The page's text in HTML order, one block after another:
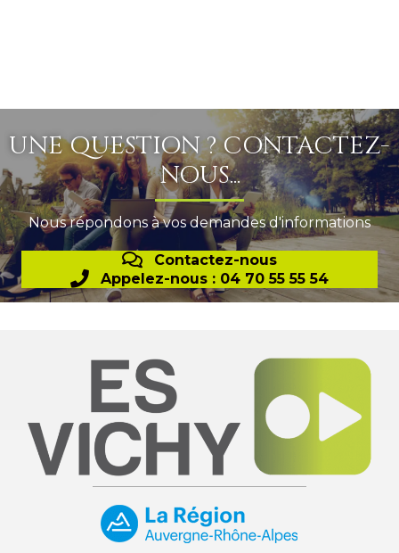
UNE QUESTION ? CONTACTEZ-
NOUS...
Nous répondons à vos demandes d'informations
Contactez-nous
Appelez-nous : 04 70 55 55 54